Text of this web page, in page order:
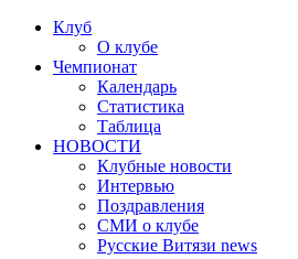
Клуб
О клубе
Чемпионат
Календарь
Статистика
Таблица
НОВОСТИ
Клубные новости
Интервью
Поздравления
СМИ о клубе
Русские Витязи news